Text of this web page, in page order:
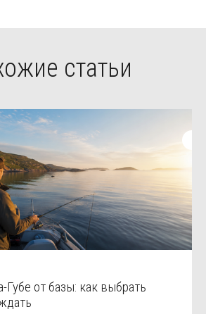
статьи
Губе от базы: как выбрать